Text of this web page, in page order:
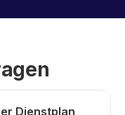
Dienstplan